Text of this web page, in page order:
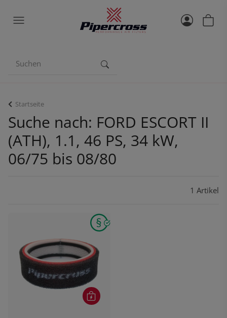
Startseite
Suche nach: FORD ESCORT II
(ATH), 1.1, 46 PS, 34 kW,
06/75 bis 08/80
1 Artikel